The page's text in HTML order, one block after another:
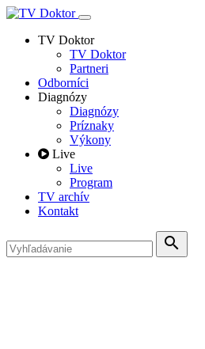
TV Doktor
TV Doktor
Partneri
Odborníci
Diagnózy
Diagnózy
Príznaky
Výkony
Live
Live
Program
TV archív
Kontakt
search